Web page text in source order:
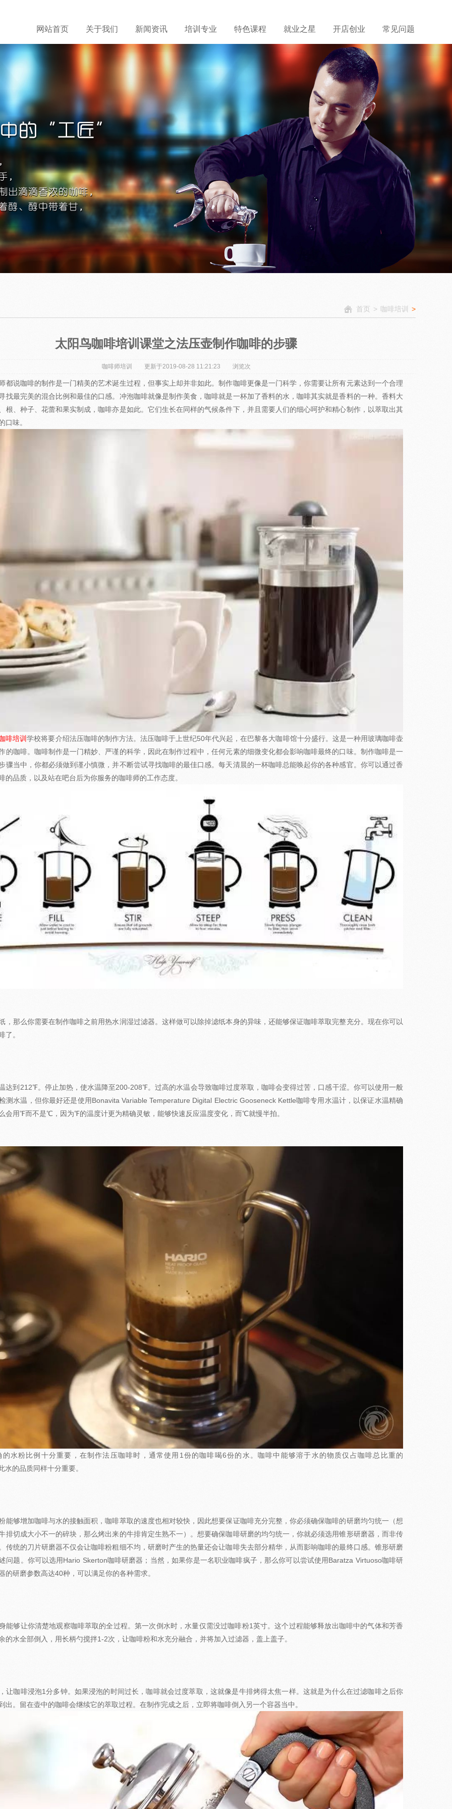
网站首页 关于我们 新闻资讯 培训专业 特色课程 就业之星 开店创业 常见问题
首页 > 咖啡培训 >
太阳鸟咖啡培训课堂之法压壶制作咖啡的步骤
咖啡师培训 更新于2019-08-28 11:21:23 浏览次
都说咖啡的制作是一门精美的艺术诞生过程，但事实上却并非如此。制作咖啡更像是一门科学，你需要让所有元素达到一个合理
找最完美的混合比例和最佳的口感。冲泡咖啡就像是制作美食，咖啡就是一杯加了香料的水，咖啡其实就是香料的一种。香料大
根、种子、花蕾和果实制成，咖啡亦是如此。它们生长在同样的气候条件下，并且需要人们的细心呵护和精心制作，以萃取出其
口味。
啡培训学校将要介绍法压咖啡的制作方法。法压咖啡于上世纪50年代兴起，在巴黎各大咖啡馆十分盛行。这是一种用玻璃咖啡壶
的咖啡。咖啡制作是一门精妙、严谨的科学，因此在制作过程中，任何元素的细微变化都会影响咖啡最终的口味。制作咖啡是一
骤当中，你都必须做到谨小慎微，并不断尝试寻找咖啡的最佳口感。每天清晨的一杯咖啡总能唤起你的各种感官。你可以通过香
的品质，以及站在吧台后为你服务的咖啡师的工作态度。
，那么你需要在制作咖啡之前用热水润湿过滤器。这样做可以除掉滤纸本身的异味，还能够保证咖啡萃取完整充分。现在你可以
了。
达到212℉。停止加热，使水温降至200-208℉。过高的水温会导致咖啡过度萃取，咖啡会变得过苦，口感干涩。你可以使用一般
测水温，但你最好还是使用Bonavita Variable Temperature Digital Electric Gooseneck Kettle咖啡专用水温计，以保证水温精确
会用℉而不是℃，因为℉的温度计更为精确灵敏，能够快速反应温度变化，而℃就慢半拍。
的水粉比例十分重要，在制作法压咖啡时，通常使用1份的咖啡喝6份的水。咖啡中能够溶于水的物质仅占咖啡总比重的
水的品质同样十分重要。
能够增加咖啡与水的接触面积，咖啡萃取的速度也相对较快，因此想要保证咖啡充分完整，你必须确保咖啡的研磨均匀统一（想
排切成大小不一的碎块，那么烤出来的牛排肯定生熟不一）。想要确保咖啡研磨的均匀统一，你就必须选用锥形研磨器，而非传
传统的刀片研磨器不仅会让咖啡粉粗细不均，研磨时产生的热量还会让咖啡失去部分精华，从而影响咖啡的最终口感。锥形研磨
问题。你可以选用Hario Skerton咖啡研磨器；当然，如果你是一名职业咖啡疯子，那么你可以尝试使用Baratza Virtuoso咖啡研
的研磨参数高达40种，可以满足你的各种需求。
能够让你清楚地观察咖啡萃取的全过程。第一次倒水时，水量仅需没过咖啡粉1英寸。这个过程能够释放出咖啡中的气体和芳香
的水全部倒入，用长柄勺搅拌1-2次，让咖啡粉和水充分融合，并将加入过滤器，盖上盖子。
让咖啡浸泡1分多钟。如果浸泡的时间过长，咖啡就会过度萃取，这就像是牛排烤得太焦一样。这就是为什么在过滤咖啡之后你
出。留在壶中的咖啡会继续它的萃取过程。在制作完成之后，立即将咖啡倒入另一个容器当中。